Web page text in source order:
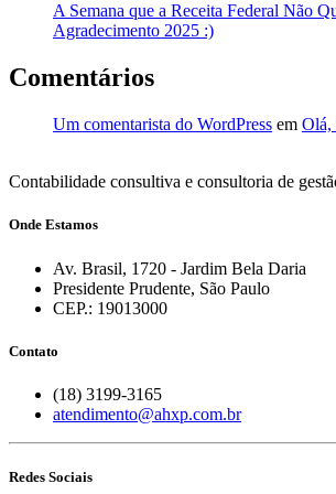
A Semana que a Receita Federal Não
Agradecimento 2025 :)
Comentários
Um comentarista do WordPress em Olá,
Contabilidade consultiva e consultoria de
Onde Estamos
Av. Brasil, 1720 - Jardim Bela Daria
Presidente Prudente, São Paulo
CEP.: 19013000
Contato
(18) 3199-3165
atendimento@ahxp.com.br
Redes Sociais